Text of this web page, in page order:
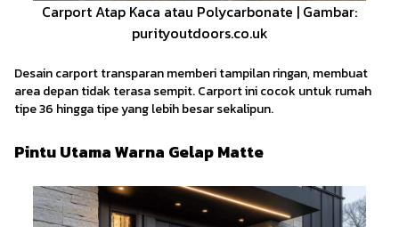
Carport Atap Kaca atau Polycarbonate | Gambar:
purityoutdoors.co.uk
Desain carport transparan memberi tampilan ringan, membuat
area depan tidak terasa sempit. Carport ini cocok untuk rumah
tipe 36 hingga tipe yang lebih besar sekalipun.
Pintu Utama Warna Gelap Matte